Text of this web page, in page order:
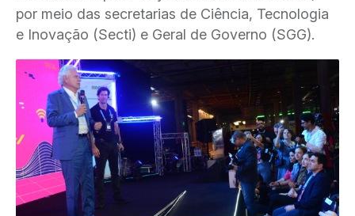
por meio das secretarias de Ciência, Tecnologia
e Inovação (Secti) e Geral de Governo (SGG).